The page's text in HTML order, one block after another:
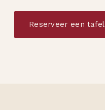
Reserveer een tafel